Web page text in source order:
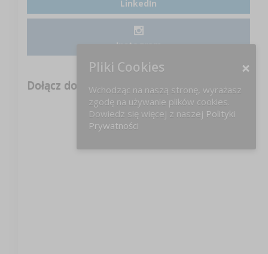
LinkedIn
Instagram
Dołącz do nas na FB!
Pliki Cookies
Wchodząc na naszą stronę, wyrażasz
zgodę na używanie plików cookies.
Dowiedz się więcej z naszej Polityki
Prywatności